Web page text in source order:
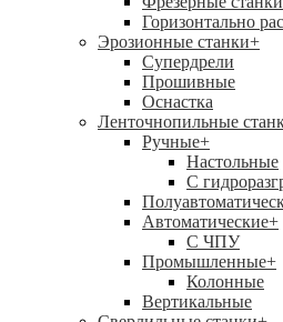
Горизонтально
Эрозионные станки+
Супердрели
Прошивные
Оснастка
Ленточнопильные
Ручные+
Настольные
С
Автоматические+
С ЧПУ
Промышленные+
Колонные
Вертикальные